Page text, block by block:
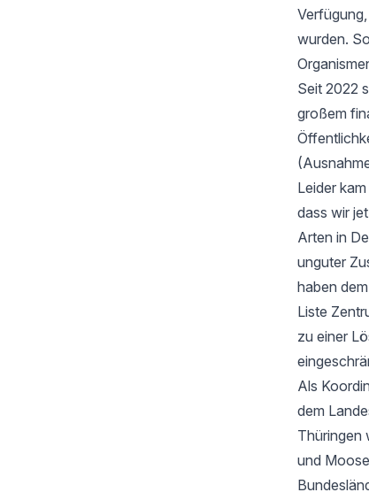
wurden.
Seit 2022
großem
Leider
dass wir
Arten in
unguter
haben
Liste
zu einer
Als
dem
Thüringen
und